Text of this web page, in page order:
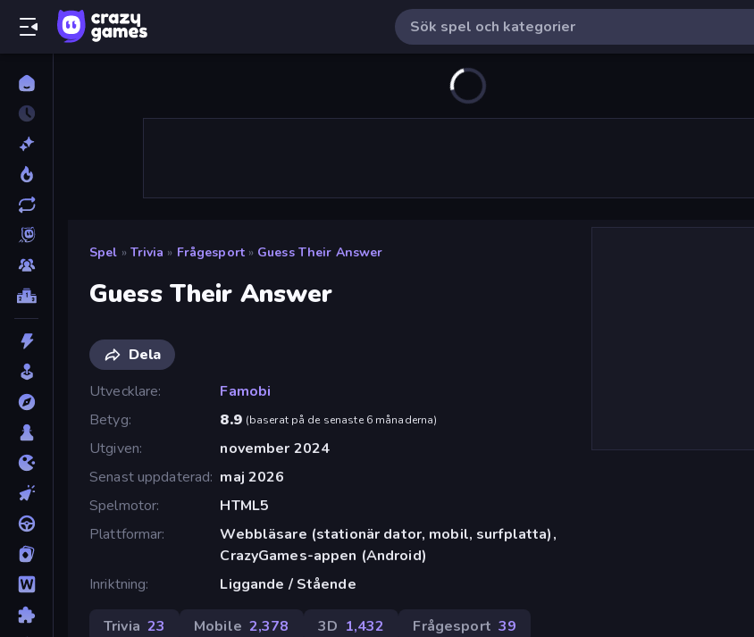
Spel » Trivia » Frågesport » Guess Their Answer
Guess Their Answer
Dela
Utvecklare
Famobi
Betyg
8.9 (baserat på de senaste 6 månaderna)
Utgiven
november 2024
Senast uppdaterad maj 2026
Spelmotor
HTML5
Plattformar
Webbläsare (stationär dator, mobil, surfplatta),
CrazyGames-appen (Android)
Inriktning
Liggande / Stående
Trivia 23 Mobile 2,378 3D 1,432 Frågesport 39